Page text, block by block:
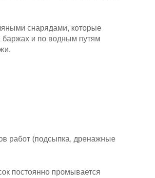
снарядами, которые
баржах и по водным путям
работ (подсыпка, дренажные
постоянно промывается